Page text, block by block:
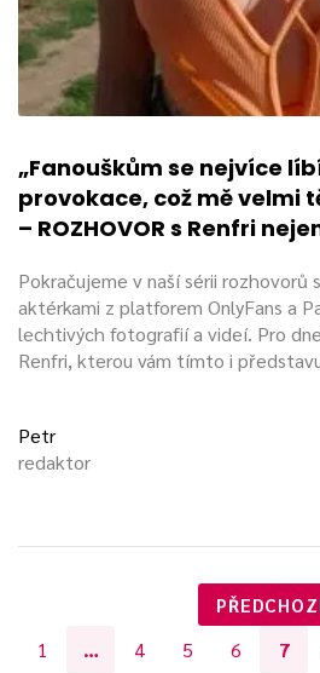
„Fanouškům se nejvíce
provokace, což mě velmi
– ROZHOVOR s Renfri
Pokračujeme v naší sérii rozhovorů
aktérkami z platforem OnlyFans a
lechtivých fotografií a videí. Pro
Renfri, kterou vám tímto i
Petr
redaktor
1 … 4 5 6 7